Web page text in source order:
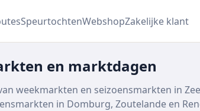
SpeurtochtenWebshopZakelijke klant
en marktdagen
weekmarkten en seizoensmarkten in
in Domburg, Zoutelande en